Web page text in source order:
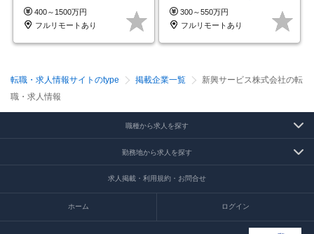
◆10名の採用が決定◆
400～1500万円
フルリモートあり
で18時退勤◎
300～550万円
フルリモートあり
転職・求人情報サイトのtype 掲載企業一覧
新興サービス株式会社の転
職・求人情報
職種から求人を探す
勤務地から求人を探す
求人掲載・利用規約・お問合せ
ホーム ログイン